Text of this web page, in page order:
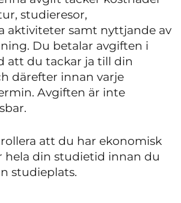
studieresor,
aktiviteter samt nyttjande av
Du betalar avgiften i
att du tackar ja till din
därefter innan varje
Avgiften är inte
att du har ekonomisk
hela din studietid innan du
studieplats.